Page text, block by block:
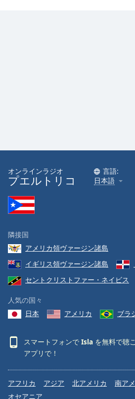
オンラインラジオ
プエルトリコ
言語:
日本語
隣接国
アメリカ領ヴァージン諸島
イギリス領ヴァージン諸島
セントクリストファー・ネイビス
人気の国々
日本
アメリカ ブラ
スマートフォンで Isla を無料で聴
アプリで！
アフリカ アジア 北アメリカ 南ア
オセアニア